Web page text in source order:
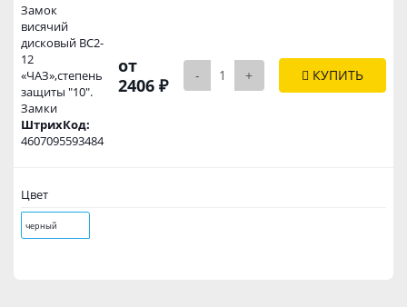
Замок
висячий
дисковый ВС2-
12
«ЧАЗ»,степень
защиты "10".
Замки
ШтрихКод:
4607095593484
от
2406 ₽
- + КУПИТЬ
Цвет
черный